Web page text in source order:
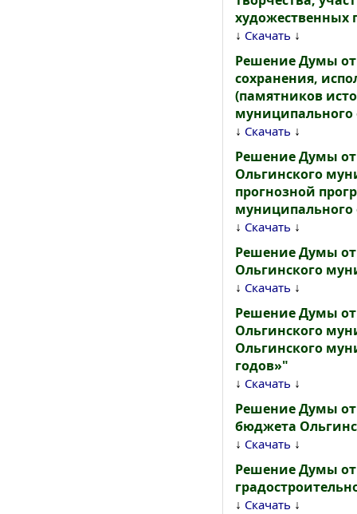
↓ Скачать ↓
Решение Думы от
сохранения,
(памятников
муниципального
↓ Скачать ↓
Решение Думы
Ольгинского
прогнозной
муниципального
↓ Скачать ↓
Решение Думы от
Ольгинского
↓ Скачать ↓
Решение Думы
Ольгинского
Ольгинского
годов»"
↓ Скачать ↓
Решение Думы от
бюджета
↓ Скачать ↓
Решение Думы
↓ Скачать ↓